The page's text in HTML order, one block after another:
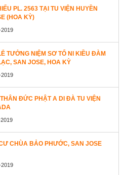
PL. 2563 TẠI TU VIỆN HUYỀN
(HOA KỲ)
TƯỞNG NIỆM SƠ TỔ NI KIỀU ĐÀM
SAN JOSE, HOA KỲ
ĐỨC PHẬT A DI ĐÀ TU VIỆN
CHÙA BẢO PHƯỚC, SAN JOSE